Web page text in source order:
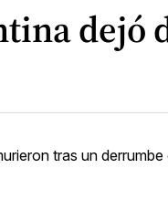
dejó
tras un